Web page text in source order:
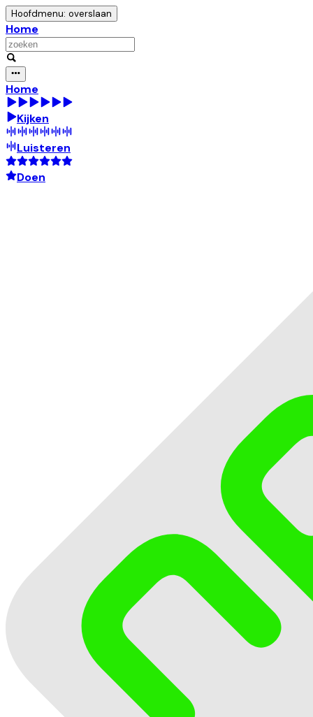
Hoofdmenu: overslaan
Home
Home
Kijken
Luisteren
Doen